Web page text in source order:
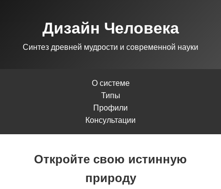
Дизайн Человека
Синтез древней мудрости и современной науки
О системе
Типы
Профили
Консультации
Откройте свою истинную
природу